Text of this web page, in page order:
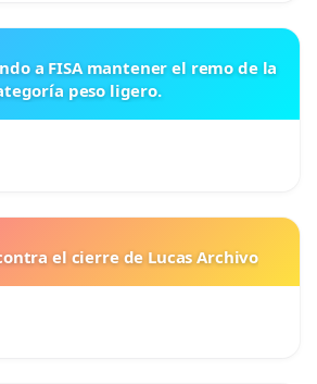
peso ligero.
el cierre de Lucas Archivo